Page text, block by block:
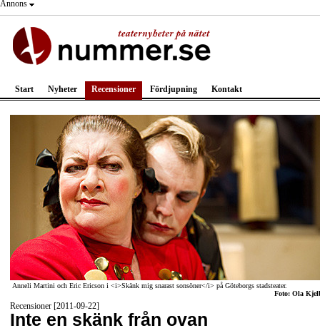
Annons
Start Nyheter Recensioner Fördjupning Kontakt
Anneli Martini och Eric Ericson i <i>Skänk mig snarast sonsöner</i> på Göteborgs stadsteater.
Foto: Ola
Recensioner [2011-09-22]
Inte en skänk från ovan